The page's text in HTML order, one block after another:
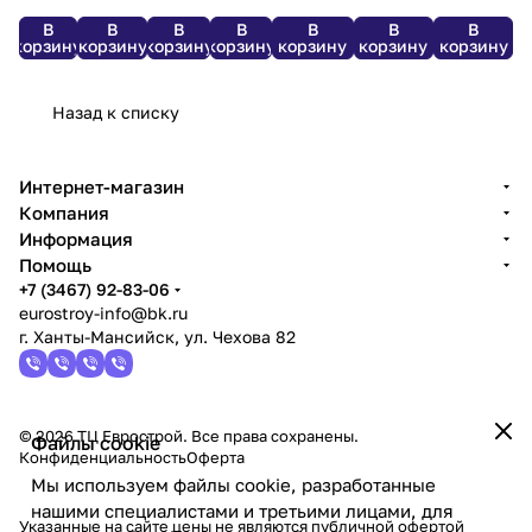
В
корзину
Кнауф
В
корзину
В
корзину
Knauf
*96
В
корзину
шт/пал.)
В
корзину
шт/пал.)
В
корзину
шт/пал.)
В
корзину
Назад к списку
Файлы cookie
Мы используем файлы cookie, разработанные
нашими специалистами и третьими лицами, для
Интернет-магазин
Компания
Информация
Помощь
+7 (3467) 92-83-06
eurostroy-info@bk.ru
г. Ханты-Мансийск, ул. Чехова 82
© 2026 ТЦ Еврострой. Все права сохранены.
КонфиденциальностьОферта
Указанные на сайте цены не являются публичной офертой